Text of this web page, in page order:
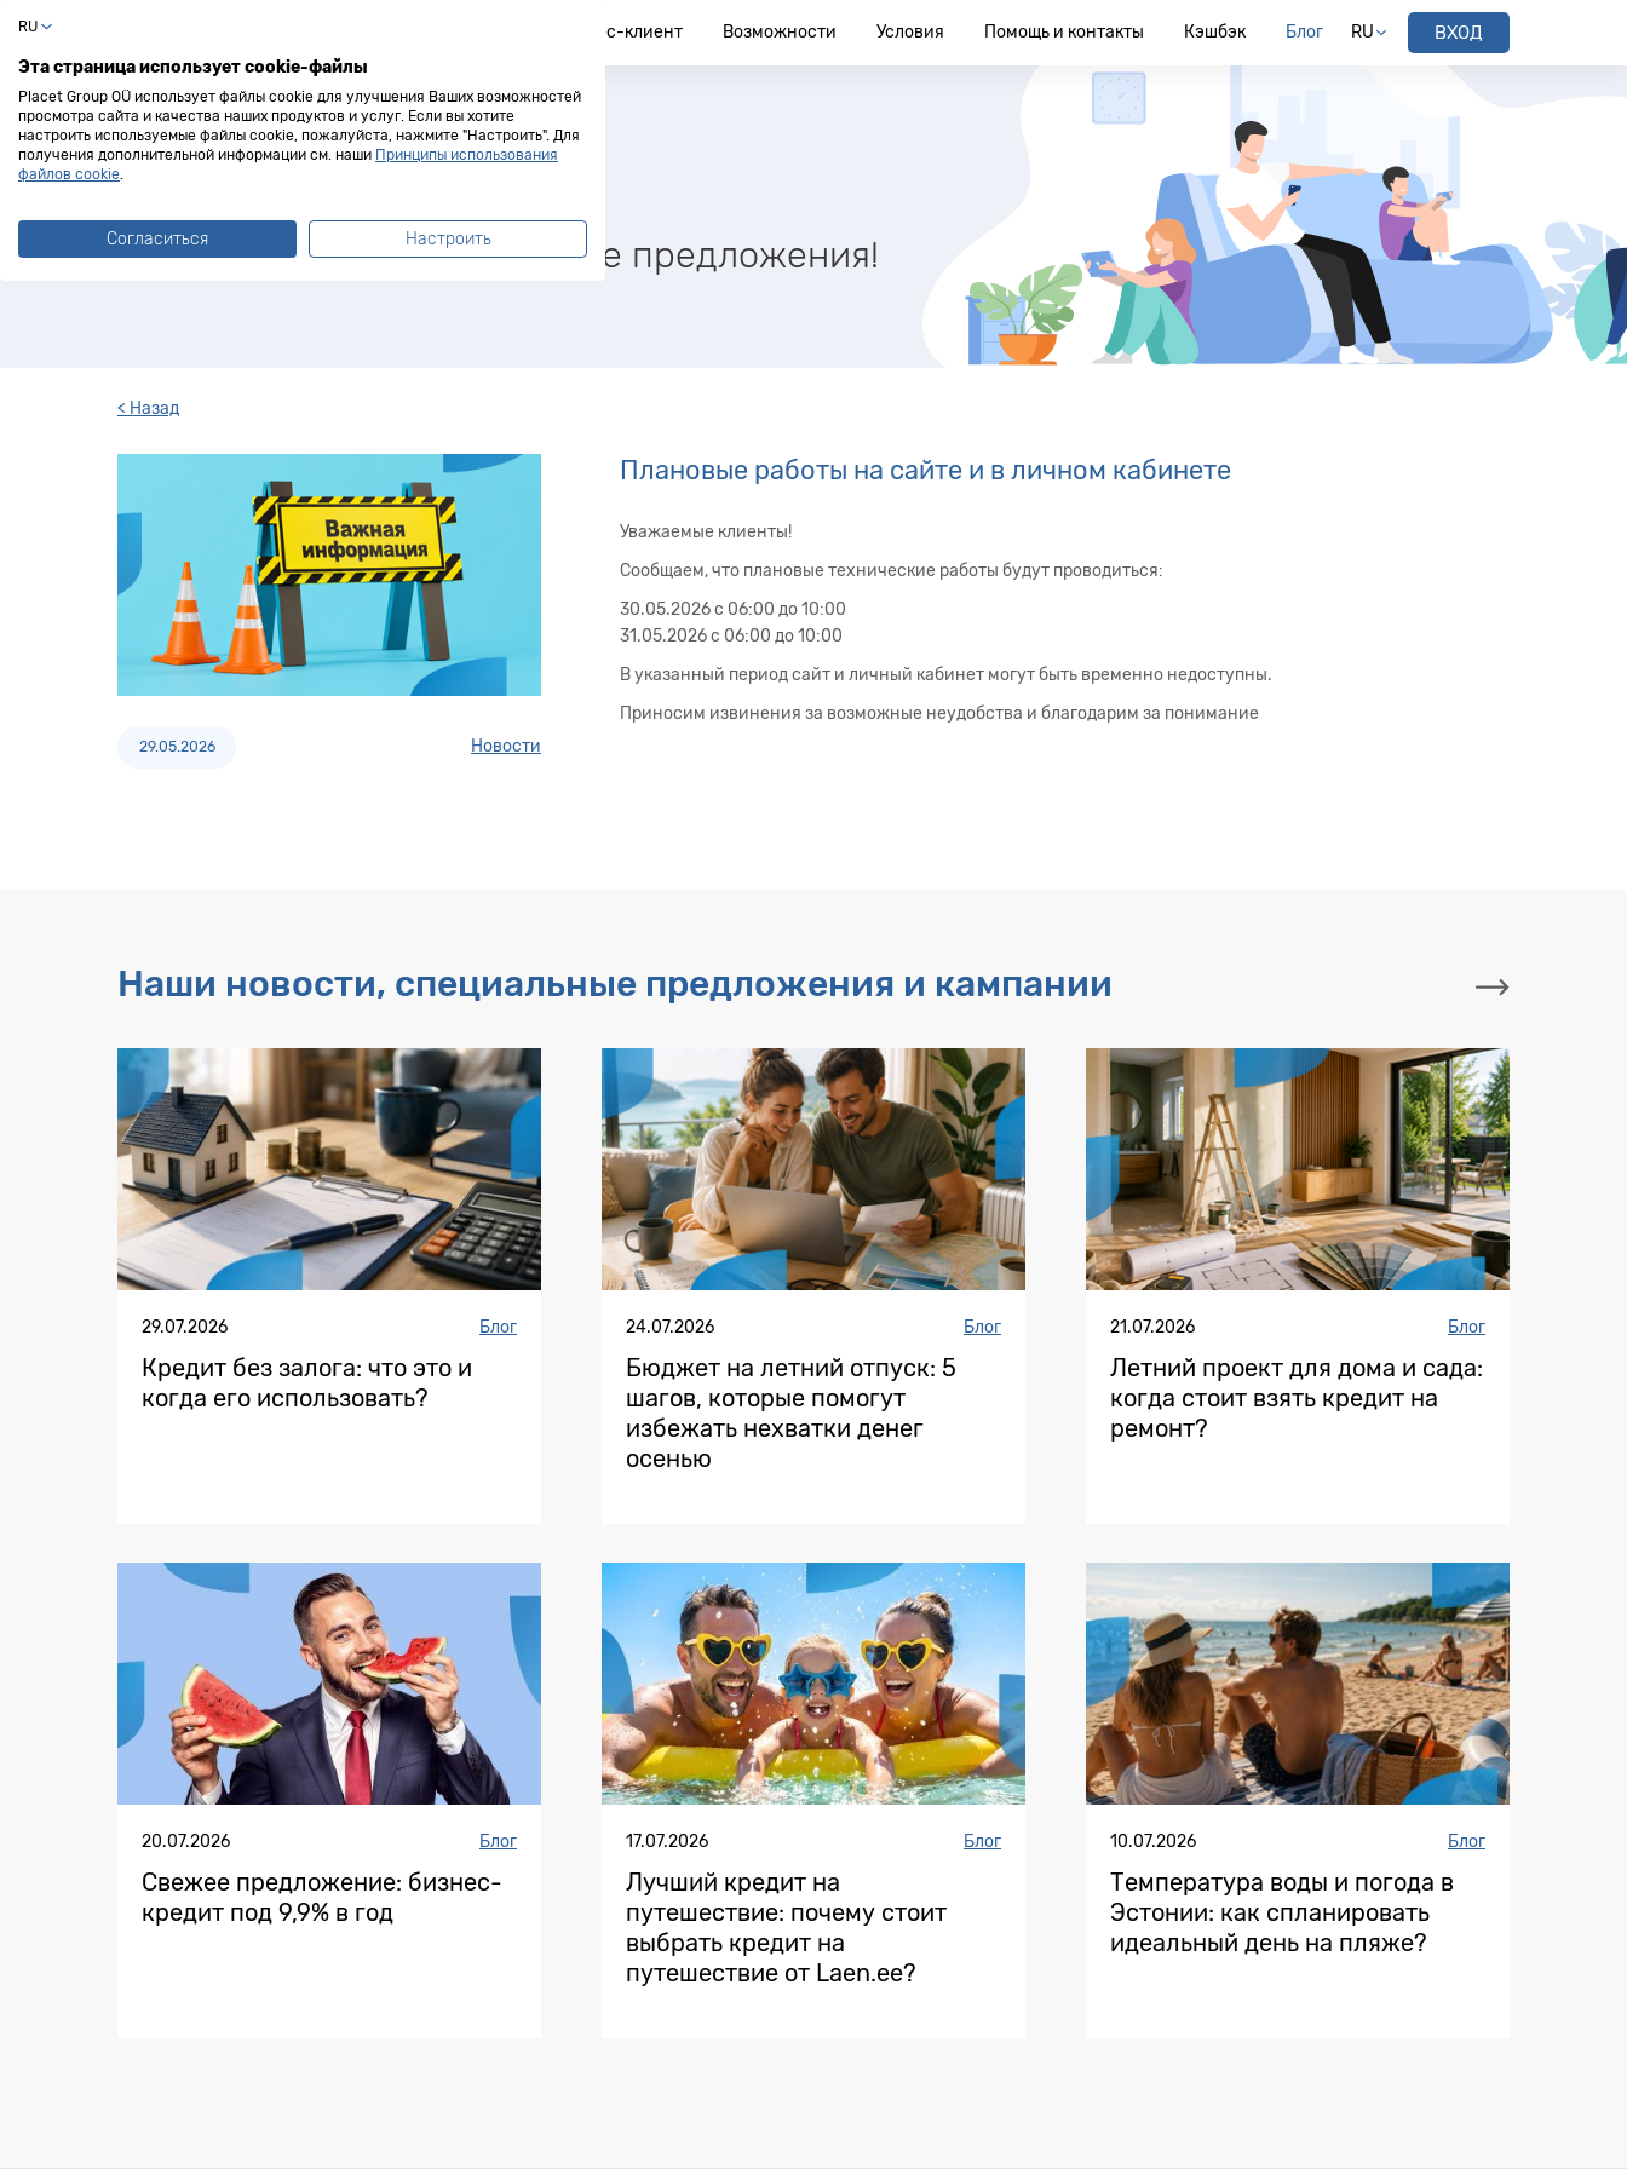
Бизнес-клиент Возможности Условия Помощь и контакты Кэшбэк Блог RU ВХОД
Блог Laen.ee
Новости, кампании и лучшие предложения!
< Назад
29.05.2026 Новости
Плановые работы на сайте и в личном кабинете
Уважаемые клиенты!
Сообщаем, что плановые технические работы будут проводиться:
30.05.2026 с 06:00 до 10:00
31.05.2026 с 06:00 до 10:00
В указанный период сайт и личный кабинет могут быть временно недоступны.
Приносим извинения за возможные неудобства и благодарим за понимание
Наши новости, специальные предложения и кампании
29.07.2026 Блог
Кредит без залога: что это и
когда его использовать?
24.07.2026 Блог
Бюджет на летний отпуск: 5
шагов, которые помогут
избежать нехватки денег
осенью
21.07.2026 Блог
Летний проект для дома и сада:
когда стоит взять кредит на
ремонт?
20.07.2026 Блог
Свежее предложение: бизнес-
кредит под 9,9% в год
17.07.2026 Блог
Лучший кредит на
путешествие: почему стоит
выбрать кредит на
путешествие от Laen.ee?
10.07.2026 Блог
Температура воды и погода в
Эстонии: как спланировать
идеальный день на пляже?
RU
Эта страница использует cookie-файлы
Placet Group OÜ использует файлы cookie для улучшения Ваших возможностей
просмотра сайта и качества наших продуктов и услуг. Если вы хотите
настроить используемые файлы cookie, пожалуйста, нажмите "Настроить". Для
получения дополнительной информации см. наши Принципы использования
файлов cookie.
Согласиться Настроить